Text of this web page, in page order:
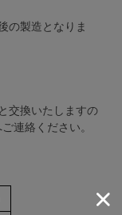
の製造となりま
交換いたしますの
連絡ください。